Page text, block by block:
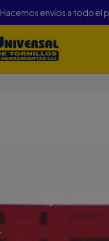
Hacemos envíos a todo el